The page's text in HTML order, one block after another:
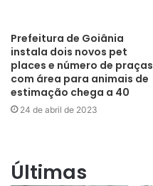
Prefeitura de Goiânia
instala dois novos pet
places e número de praças
com área para animais de
estimação chega a 40
24 de abril de 2023
Últimas